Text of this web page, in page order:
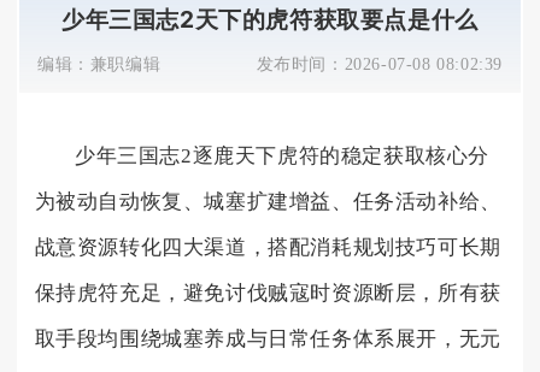
少年三国志2天下的虎符获取要点是什么
编辑： 兼职编辑 发布时间： 2026-07-08 08:02:39
少年三国志2逐鹿天下虎符的稳定获取核心分
为被动自动恢复、城塞扩建增益、任务活动补给、
战意资源转化四大渠道，搭配消耗规划技巧可长期
保持虎符充足，避免讨伐贼寇时资源断层，所有获
取手段均围绕城塞养成与日常任务体系展开，无元